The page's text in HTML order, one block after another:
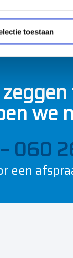
toestaan
we
060
een